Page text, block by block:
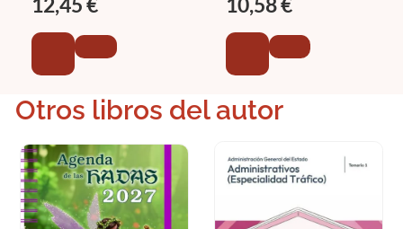
Otros libros del autor